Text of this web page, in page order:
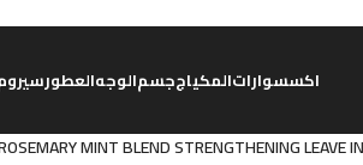
اكسسواراتالمكياججسمالوجهالعطور
MINT BLEND STRENGTHENING LEAVE